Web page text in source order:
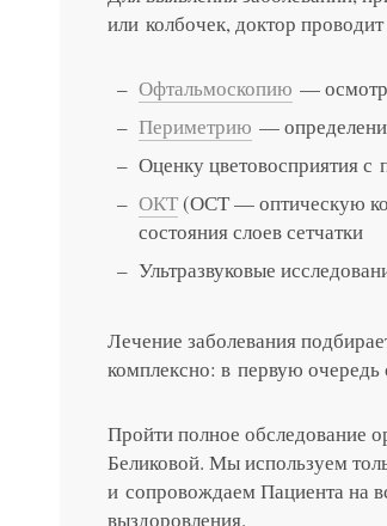
или колбочек, доктор
Офтальмоскопию — осмотр
Периметрию —
Оценку цветовосприятия
ОКТ(ОСТ — оптическую
состояния слоев сетчатки
Ультразвуковые
Лечение заболевания
комплексно: в первую очередь
Пройти полное обследование
Беликовой. Мы используем
и сопровождаем Пациента на
выздоровления.